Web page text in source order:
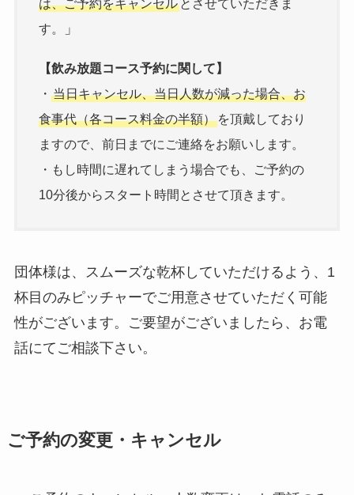
は、ご予約をキャンセルとさせていただきま
す。
」
【飲み放題コース予約に関して】
・ 当日キャンセル、当日人数が減った場合、お
食事代（各コース料金の半額）を頂戴しており
ますので、前日までにご連絡をお願いします。
・もし時間に遅れてしまう場合でも、ご予約の
10分後からスタート時間とさせて頂きます。
団体様は、スムーズな乾杯していただけるよう、1
杯目のみピッチャーでご用意させていただく可能
性がございます。ご要望がございましたら、お電
話にてご相談下さい。
ご予約の変更・キャンセル